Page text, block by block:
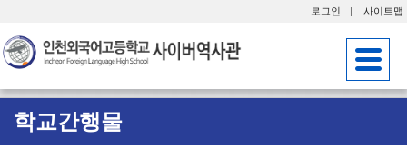
로그인 사이트맵
학교간행물